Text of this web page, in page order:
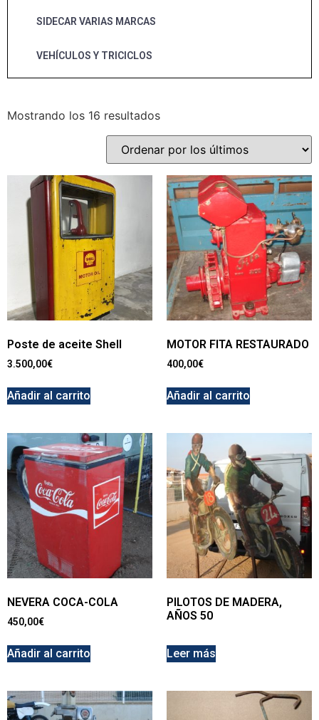
SIDECAR VARIAS MARCAS
VEHÍCULOS Y TRICICLOS
Mostrando los 16 resultados
Poste de aceite Shell
3.500,00€
Añadir al carrito
MOTOR FITA RESTAURADO
400,00€
Añadir al carrito
NEVERA COCA-COLA
450,00€
Añadir al carrito
PILOTOS DE MADERA,
AÑOS 50
Leer más